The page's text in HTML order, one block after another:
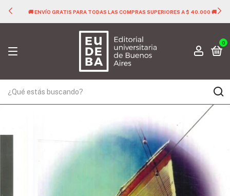
🚚 ENVÍO GRATIS PARA TODAS LAS COMPRAS SUPERIORES A $ 40.000 🚚
0